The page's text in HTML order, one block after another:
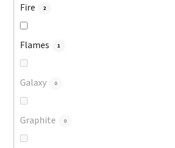
Fire 2
Flames 1
Galaxy 0
Graphite 0